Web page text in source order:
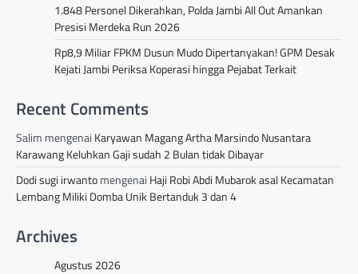
1.848 Personel Dikerahkan, Polda Jambi All Out Amankan
Presisi Merdeka Run 2026
Rp8,9 Miliar FPKM Dusun Mudo Dipertanyakan! GPM Desak
Kejati Jambi Periksa Koperasi hingga Pejabat Terkait
Recent Comments
Salim mengenai Karyawan Magang Artha Marsindo Nusantara
Karawang Keluhkan Gaji sudah 2 Bulan tidak Dibayar
Dodi sugi irwantomengenai Haji Robi Abdi Mubarok asal Kecamatan
Lembang Miliki Domba Unik Bertanduk 3 dan 4
Archives
Agustus 2026